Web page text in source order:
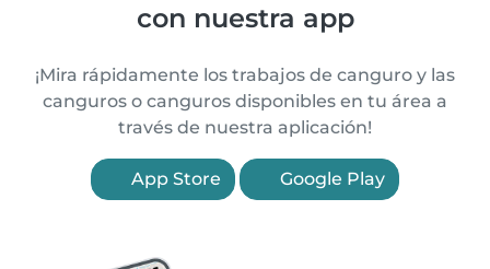
con nuestra app
¡Mira rápidamente los trabajos de canguro y las
canguros o canguros disponibles en tu área a
través de nuestra aplicación!
App Store Google Play